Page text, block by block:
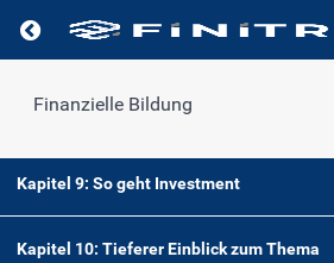
Finanzielle Bildung
Kapitel 8: Einleitung Fortgeschrittenenkurs
Kapitel 9: So geht Investment
Kapitel 10: Tieferer Einblick zum Thema